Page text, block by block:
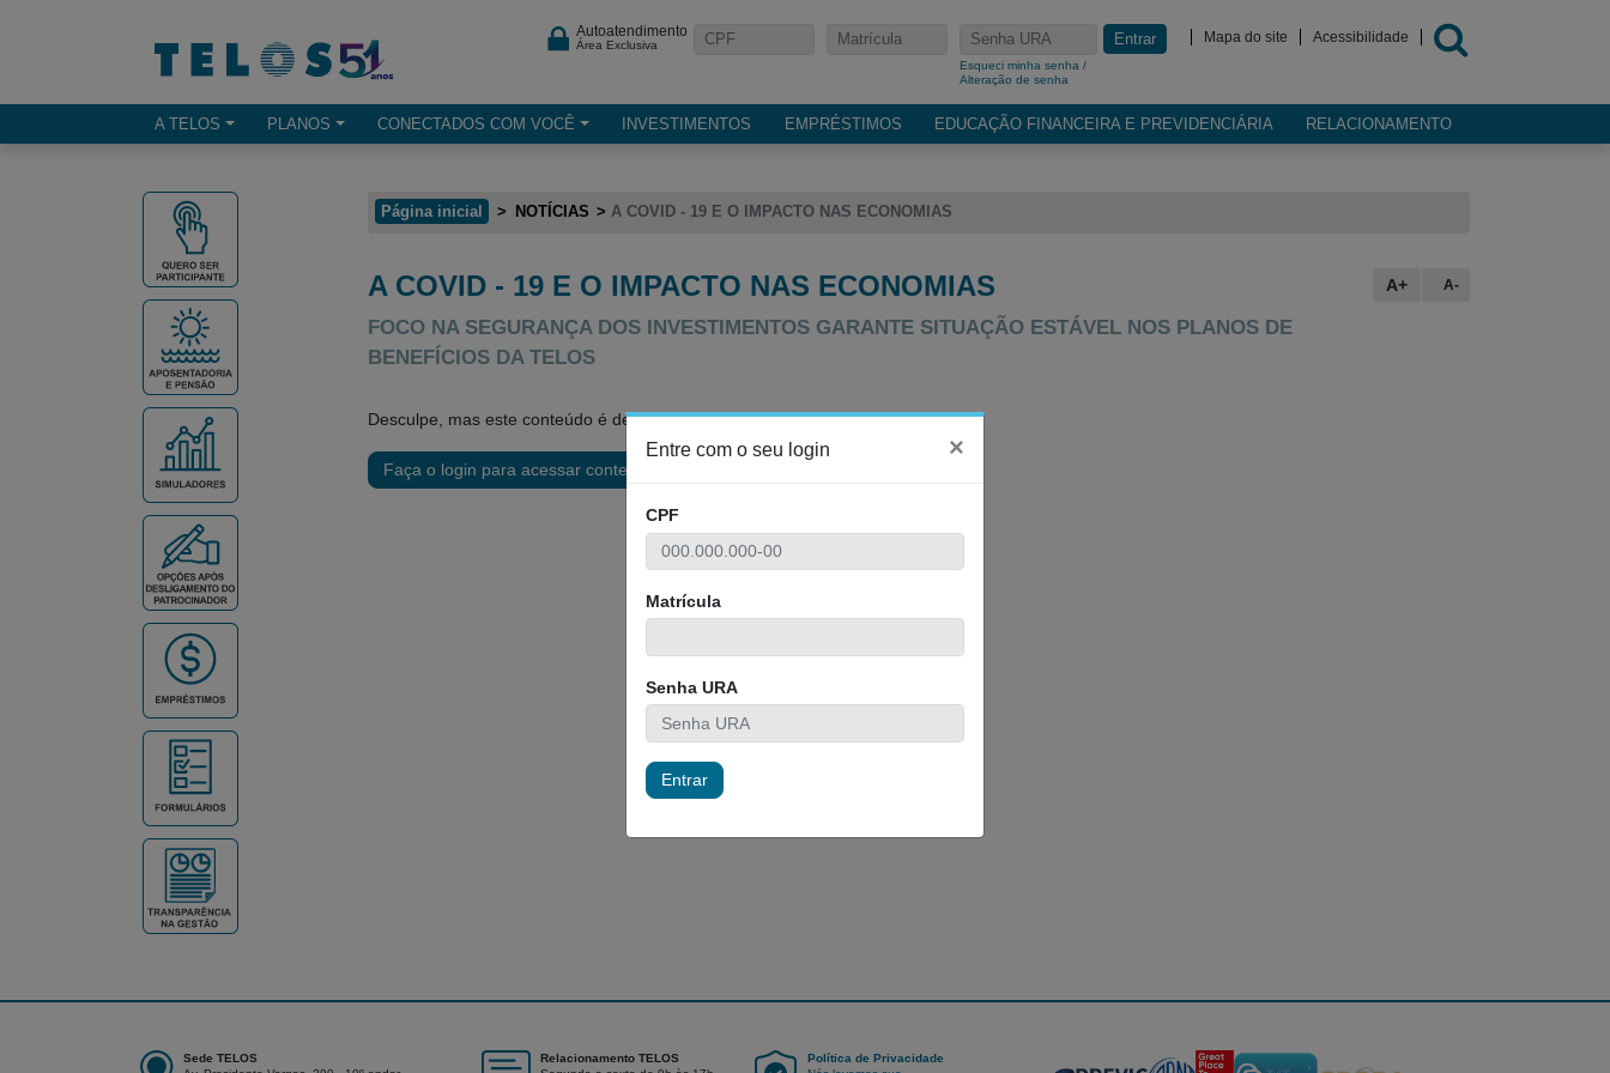
Autoatendimento
Área Exclusiva
Esqueci minha senha /
Alteração de senha
Entrar Mapa do site Acessibilidade
Opçes de menu
A TELOS PLANOS CONECTADOS COM VOCÊ INVESTIMENTOS EMPRÉSTIMOS EDUCAÇÃO FINANCEIRA E PREVIDENCIÁRIA RELACIONAMENTO
Página inicial NOTÍCIAS A COVID - 19 E O IMPACTO NAS ECONOMIAS
Conteúdo principal
A COVID - 19 E O IMPACTO NAS ECONOMIAS
FOCO NA SEGURANÇA DOS INVESTIMENTOS GARANTE SITUAÇÃO ESTÁVEL NOS PLANOS DE
BENEFÍCIOS DA TELOS
A+ A-
Desculpe, mas este conteúdo é de acesso restrito.
Faça o login para acessar conteúdo
Sede TELOS
Relacionamento TELOS
Política de Privacidade
Entre com o seu login ×
CPF
Matrícula
Senha URA
Entrar